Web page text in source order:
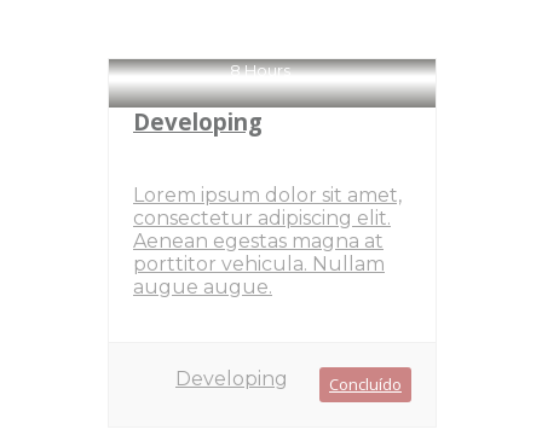
8 Hours
Developing
Lorem ipsum dolor sit amet,
consectetur adipiscing elit.
Aenean egestas magna at
porttitor vehicula. Nullam
augue augue.
Developing Concluído